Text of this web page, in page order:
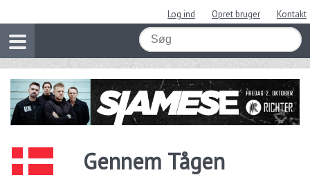
Log ind Opret bruger Kontakt
Gennem Tågen